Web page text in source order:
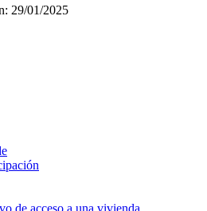
29/01/2025
de acceso a una vivienda